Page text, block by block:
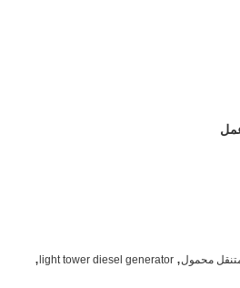
متنقل محمول,
light tower diesel generator
,